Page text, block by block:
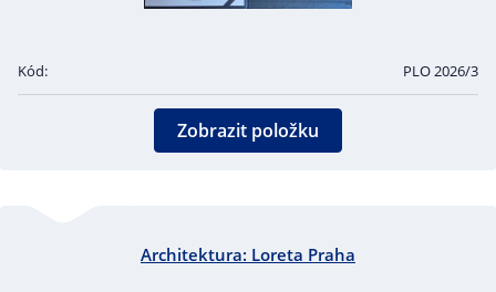
Kód: PLO 2026/3
Zobrazit položku
Architektura: Loreta Praha